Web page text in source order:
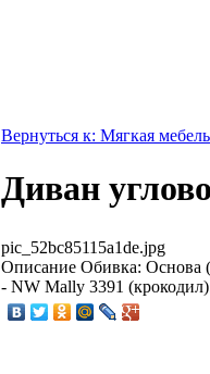
Вернуться к: Мягкая мебель
Диван
pic_52bc85115a1de.jpg
Описание Обивка: Основа
- NW Mally 3391